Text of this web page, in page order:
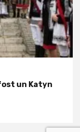
un Katyn